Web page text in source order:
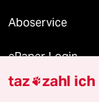
Aboservice
ePaper Login
Downloads für
taz zahl ich